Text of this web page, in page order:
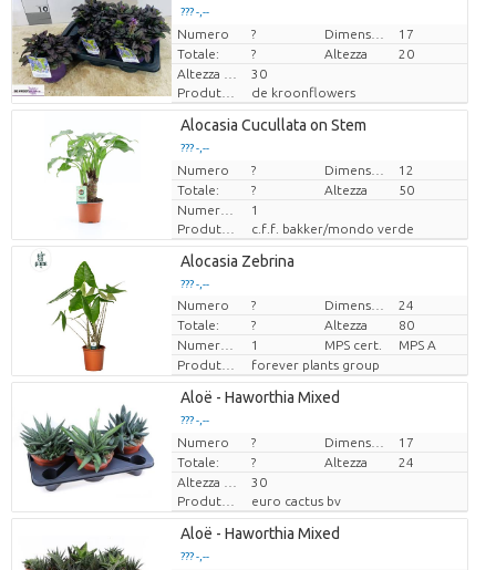
??? -,--
Prezzo x uno
Numero ?
17
Totale:
? Altezza
20
30
Produttore
de kroonflowers
Alocasia Cucullata on Stem
??? -,--
Prezzo x uno
Numero ?
12
Totale:
? Altezza
50
Numero di piante/vaso
1
Produttore
c.f.f. bakker/mondo verde
Alocasia Zebrina
??? -,--
Prezzo x uno
Numero ?
24
Totale:
? Altezza
80
Numero di piante/vaso
1 MPS cert.
MPS A
Produttore
forever plants group
Aloë - Haworthia Mixed
??? -,--
Prezzo x uno
Numero ?
17
Totale:
? Altezza
24
30
Produttore
euro cactus bv
Aloë - Haworthia Mixed
??? -,--